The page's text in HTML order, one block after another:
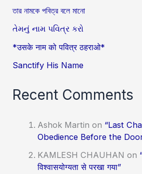
তার নামকে পবিত্র বলে মানো
તેમનું નામ પવિત્ર કરો
*उसके नाम को पवित्र ठहराओ*
Sanctify His Name
Recent Comments
Ashok Martin on “Last
Obedience Before the
KAMLESH CHAUHAN on
विश्वासयोग्यता से परखा गया”